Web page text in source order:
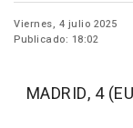
Viernes, 4 julio 2025
Publicado: 18:02
MADRID, 4